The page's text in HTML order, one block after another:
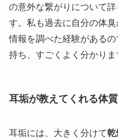
の意外な繋がりについて
す。私も過去に自分の体
情報を調べた経験がある
持ち、すごくよく分かりま
耳垢が教えてくれる体質
耳垢には、大きく分けて乾